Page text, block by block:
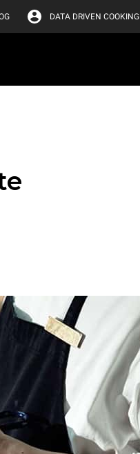
DATA DRIVEN COOKING